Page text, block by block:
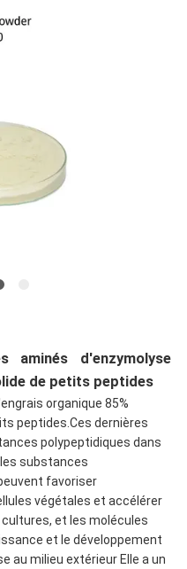
aminés d'enzymolyse
de petits peptides
organique 85%
peptides.Ces dernières
polypeptidiques dans
substances
favoriser
végétales et accélérer
et les molécules
et le développement
au milieu extérieur Elle a un